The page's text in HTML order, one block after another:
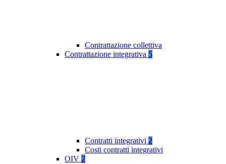
Contrattazione collettiva
Contrattazione integrativa 5
Contratti integrativi 2
Costi contratti integrativi
OIV 2